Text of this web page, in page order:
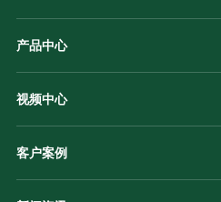
产品中心
视频中心
客户案例